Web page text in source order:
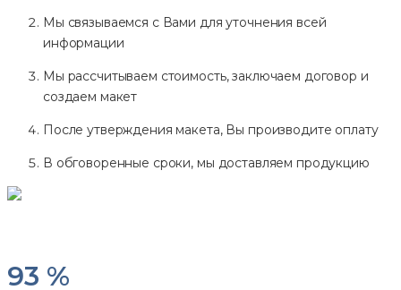
Мы связываемся с Вами для уточнения всей
информации
Мы рассчитываем стоимость, заключаем договор и
создаем макет
После утверждения макета, Вы производите оплату
В обговоренные сроки, мы доставляем продукцию
93 %